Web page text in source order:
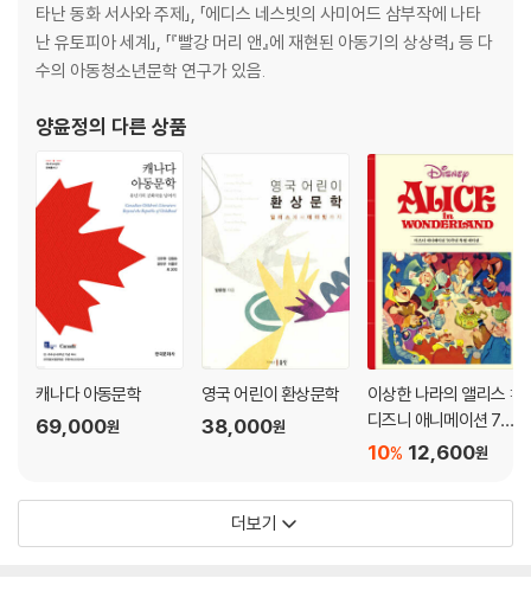
타난 동화 서사와 주제」, 「에디스 네스빗의 사미어드 삼부작에 나타
난 유토피아 세계」, 「『빨강 머리 앤』에 재현된 아동기의 상상력」 등 다
수의 아동청소년문학 연구가 있음.
양윤정의 다른 상품
캐나다 아동문학
69,000원
영국 어린이 환상문학
38,000원
이상한 나라의 앨리스 :
디즈니 애니메이션 70
주년 특별 에디션
12,600원
10%
더보기